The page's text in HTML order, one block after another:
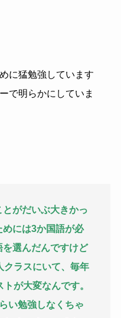
に猛勉強しています
で明らかにしていま
とがだいぶ大きかっ
めには3か国語が必
選んだんですけど
クラスにいて、毎年
が大変なんです。
い勉強しなくちゃ